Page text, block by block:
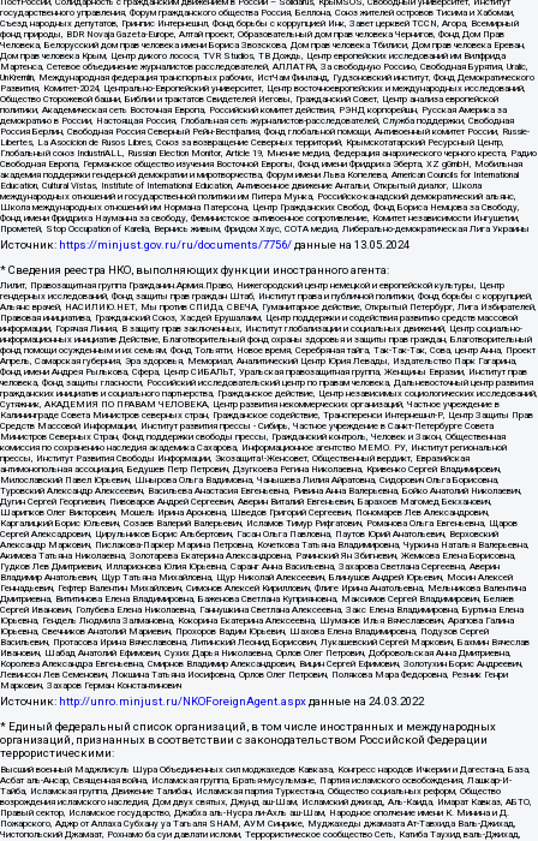
государственного управления, Форум гражданского общества Россия, Беллона, Союз жителей островов Тисима и Хабомаи,
Съезд народных депутатов, Гринпис Интернешнл, Фонд борьбы с коррупцией Инк, Завет церквей TCCN, Агора, Всемирный
фонд природы, BDR Novaja Gazeta-Europe, Алтай проект, Образовательный дом прав человека Чернигов, Фонд Дом Прав
Человека, Белорусский дом прав человека имени Бориса Звозскова, Дом прав человека Тбилиси, Дом прав человека Ереван,
Дом прав человека Крым, Центр дикого лосося, TVR Studios, ТВ Дождь, Центр европейских исследований им Вилфрида
Мартенса, Сетевое объединение журналистов расследователей, АЛЛАТРА, За свободную Россию, Свободная Бурятия, Uralic,
UnKremlin, Международная федерация транспортных рабочих, ИстЧам Финланд, Гудзоновский институт, Фонд Демократического
Развития, Комитет-2024, Центрально-Европейский университет, Центр восточноевропейских и международных исследований,
Общество Сторожевой башни, Библии и трактатов Свидетелей Иеговы, Гражданский Совет, Центр анализа европейской
политики, Академическая сеть Восточная Европа, Российский комитет действия, РЭНД корпорейшн, Русская Америка за
демократию в России, Настоящая Россия, Глобальная сеть журналистов-расследователей, Служба поддержки, Свободная
Россия Берлин, Свободная Россия Северный Рейн-Вестфалия, Фонд глобальной помощи, Антивоенный комитет России, Russie-
Libertes, La Asocicion de Rusos Libres, Союз за возвращение Северных территорий, Крымскотатарский Ресурсный Центр,
Глобальный союз IndustriALL, Russian Election Monitor, Article 19, Мнение медиа, Федерация анархического черного креста, Радио
Свободная Европа, Германское общество изучения Восточной Европы, Фонд имени Фридриха Эберта, XZ gGmbH, Мобильная
академия поддержки гендерной демократии и миротворчества, Форум имени Льва Копелева, American Councils for International
Education, Cultural Vistas, Institute of International Education, Антивоенное движение Антальи, Открытый диалог, Школа
международных отношений и государственной политики им Питера Мунка, Российско-канадский демократический альянс,
Школа международных отношений им Нормана Патерсона, Центр Гражданских Свобод, Фонд Бориса Немцова за Свободу,
Фонд имени Фридриха Науманна за свободу, Феминистское антивоенное сопротивление, Комитет независимости Ингушетии,
Прометей, Stop Occupation of Karelia, Вернись живым, Фридом Хаус, СОТА медиа, Либерально-демократическая Лига Украины
Источник: https://minjust.gov.ru/ru/documents/7756/данные на 13.05.2024
* Сведения реестра НКО, выполняющих функции иностранного агента:
Лилит, Правозащитная группа Гражданин.Армия.Право, Нижегородский центр немецкой и европейской культуры, Центр
гендерных исследований, Фонд защиты прав граждан Штаб, Институт права и публичной политики, Фонд борьбы с коррупцией,
Альянс врачей, НАСИЛИЮ.НЕТ, Мы против СПИДа, СВЕЧА, Гуманитарное действие, Открытый Петербург, Лига Избирателей,
Правовая инициатива, Гражданский Союз, Хасдей Ерушалаим, Центр поддержки и содействия развитию средств массовой
информации, Горячая Линия, В защиту прав заключенных, Институт глобализации и социальных движений, Центр социально-
информационных инициатив Действие, Благотворительный фонд охраны здоровья и защиты прав граждан, Благотворительный
фонд помощи осужденным и их семьям, Фонд Тольятти, Новое время, Серебряная тайга, Так-Так-Так, Сова, центр Анна, Проект
Апрель, Самарская губерния, Эра здоровья, Мемориал, Аналитический Центр Юрия Левады, Издательство Парк Гагарина,
Фонд имени Андрея Рылькова, Сфера, Центр СИБАЛЬТ, Уральская правозащитная группа, Женщины Евразии, Институт прав
человека, Фонд защиты гласности, Российский исследовательский центр по правам человека, Дальневосточный центр развития
гражданских инициатив и социального партнерства, Гражданское действие, Центр независимых социологических исследований,
Сутяжник, АКАДЕМИЯ ПО ПРАВАМ ЧЕЛОВЕКА, Центр развития некоммерческих организаций, Частное учреждение в
Калининграде Совета Министров северных стран, Гражданское содействие, Трансперенси Интернешнл-Р, Центр Защиты Прав
Средств Массовой Информации, Институт развития прессы - Сибирь, Частное учреждение в Санкт-Петербурге Совета
Министров Северных Стран, Фонд поддержки свободы прессы, Гражданский контроль, Человек и Закон, Общественная
комиссия по сохранению наследия академика Сахарова, Информационное агентство МЕМО. РУ, Институт региональной
прессы, Институт Развития Свободы Информации, Экозащита!-Женсовет, Общественный вердикт, Евразийская
антимонопольная ассоциация, Бедушев Петр Петрович, Дзугкоева Регина Николаевна, Кривенко Сергей Владимирович,
Милославский Павел Юрьевич, Шнырова Ольга Вадимовна, Чанышева Лилия Айратовна, Сидорович Ольга Борисовна,
Туровский Александр Алексеевич, Васильева Анастасия Евгеньевна, Ривина Анна Валерьевна, Бойко Анатолий Николаевич,
Дугин Сергей Георгиевич, Пивоваров Андрей Сергеевич, Аверин Виталий Евгеньевич, Барахоев Магомед Бекханович,
Шарипков Олег Викторович, Мошель Ирина Ароновна, Шведов Григорий Сергеевич, Пономарев Лев Александрович,
Каргалицкий Борис Юльевич, Созаев Валерий Валерьевич, Исламов Тимур Рифгатович, Романова Ольга Евгеньевна, Щаров
Сергей Алексадрович, Цирульников Борис Альбертович, Гасан Ольга Павловна, Паутов Юрий Анатольевич, Верховский
Александр Маркович, Пислакова-Паркер Марина Петровна, Кочеткова Татьяна Владимировна, Чуркина Наталья Валерьевна,
Акимова Татьяна Николаевна, Золотарева Екатерина Александровна, Рачинский Ян Збигневич, Жемкова Елена Борисовна,
Гудков Лев Дмитриевич, Илларионова Юлия Юрьевна, Саранг Анна Васильевна, Захарова Светлана Сергеевна, Аверин
Владимир Анатольевич, Щур Татьяна Михайловна, Щур Николай Алексеевич, Блинушов Андрей Юрьевич, Мосин Алексей
Геннадьевич, Гефтер Валентин Михайлович, Симонов Алексей Кириллович, Флиге Ирина Анатольевна, Мельникова Валентина
Дмитриевна, Вититинова Елена Владимировна, Баженова Светлана Куприяновна, Максимов Сергей Владимирович, Беляев
Сергей Иванович, Голубева Елена Николаевна, Ганнушкина Светлана Алексеевна, Закс Елена Владимировна, Буртина Елена
Юрьевна, Гендель Людмила Залмановна, Кокорина Екатерина Алексеевна, Шуманов Илья Вячеславович, Арапова Галина
Юрьевна, Свечников Анатолий Мариевич, Прохоров Вадим Юрьевич, Шахова Елена Владимировна, Подузов Сергей
Васильевич, Протасова Ирина Вячеславовна, Литинский Леонид Борисович, Лукашевский Сергей Маркович, Бахмин Вячеслав
Иванович, Шабад Анатолий Ефимович, Сухих Дарья Николаевна, Орлов Олег Петрович, Добровольская Анна Дмитриевна,
Королева Александра Евгеньевна, Смирнов Владимир Александрович, Вицин Сергей Ефимович, Золотухин Борис Андреевич,
Левинсон Лев Семенович, Локшина Татьяна Иосифовна, Орлов Олег Петрович, Полякова Мара Федоровна, Резник Генри
Маркович, Захаров Герман Константинович
Источник: http://unro.minjust.ru/NKOForeignAgent.aspxданные на 24.03.2022
* Единый федеральный список организаций, в том числе иностранных и международных
организаций, признанных в соответствии с законодательством Российской Федерации
террористическими:
Высший военный Маджлисуль Шура Объединенных сил моджахедов Кавказа, Конгресс народов Ичкерии и Дагестана, База,
Асбат аль-Ансар, Священная война, Исламская группа, Братья-мусульмане, Партия исламского освобождения, Лашкар-И-
Тайба, Исламская группа, Движение Талибан, Исламская партия Туркестана, Общество социальных реформ, Общество
возрождения исламского наследия, Дом двух святых, Джунд аш-Шам, Исламский джихад, Аль-Каида, Имарат Кавказ, АБТО,
Правый сектор, Исламское государство, Джабха аль-Нусра ли-Ахль аш-Шам, Народное ополчение имени К. Минина и Д.
Пожарского, Аджр от Аллаха Субхану уа Тагьаля SHAM, АУМ Синрике, Муджахеды джамаата Ат-Тавхида Валь-Джихад,
Чистопольский Джамаат, Рохнамо ба суи давлати исломи, Террористическое сообщество Сеть, Катиба Таухид валь-Джихад,